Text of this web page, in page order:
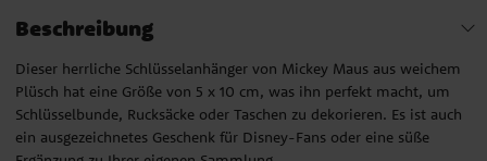
Beschreibung
Dieser herrliche Schlüsselanhänger von Mickey Maus aus weichem
Plüsch hat eine Größe von 5 x 10 cm, was ihn perfekt macht, um
Schlüsselbunde, Rucksäcke oder Taschen zu dekorieren. Es ist auch
ein ausgezeichnetes Geschenk für Disney-Fans oder eine süße